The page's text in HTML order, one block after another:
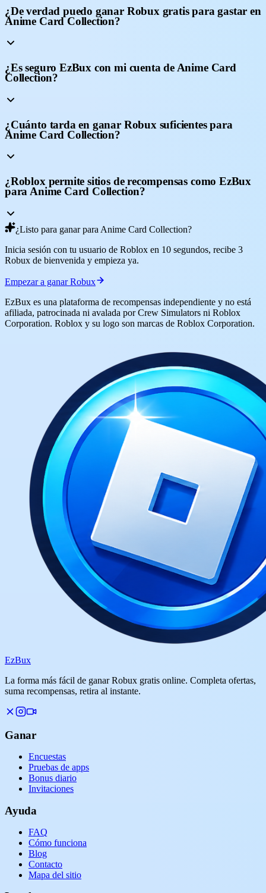
¿De verdad puedo ganar Robux gratis para gastar en
Anime Card Collection?
¿Es seguro EzBux con mi cuenta de Anime Card
Collection?
¿Cuánto tarda en ganar Robux suficientes para
Anime Card Collection?
¿Roblox permite sitios de recompensas como EzBux
para Anime Card Collection?
¿Listo para ganar para Anime Card Collection?
Inicia sesión con tu usuario de Roblox en 10 segundos, recibe 3
Robux de bienvenida y empieza ya.
Empezar a ganar Robux
EzBux es una plataforma de recompensas independiente y no está
afiliada, patrocinada ni avalada por Crew Simulators ni Roblox
Corporation. Roblox y su logo son marcas de Roblox Corporation.
EzBux
La forma más fácil de ganar Robux gratis online. Completa ofertas,
suma recompensas, retira al instante.
Ganar
Encuestas
Pruebas de apps
Bonus diario
Invitaciones
Ayuda
FAQ
Cómo funciona
Blog
Contacto
Mapa del sitio